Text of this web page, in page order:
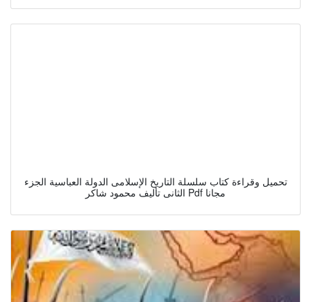
تحميل وقراءة كتاب سلسلة التاريخ الإسلامى الدولة العباسية الجزء
الثانى تأليف محمود شاكر Pdf مجانا